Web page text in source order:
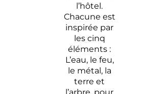
l’hôtel.
Chacune est
inspirée par
les cinq
éléments :
L’eau, le feu,
le métal, la
terre et